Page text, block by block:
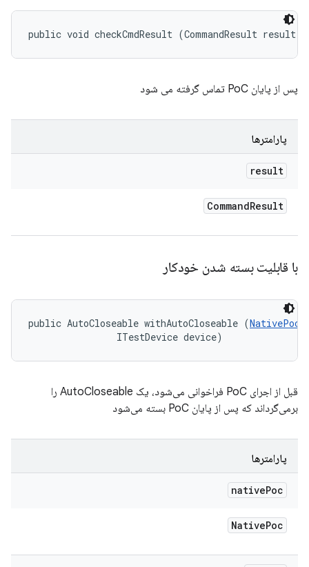
public void checkCmdResult (CommandResult result)
پس از پایان PoC تماس گرفته می شود
پارامترها
result
CommandResult
با قابلیت بسته شدن خودکار
public AutoCloseable withAutoCloseable (NativePoc
                ITestDevice device)
قبل از اجرای PoC فراخوانی می‌شود، یک AutoCloseable را
برمی‌گرداند که پس از پایان PoC بسته می‌شود
پارامترها
nativePoc
NativePoc